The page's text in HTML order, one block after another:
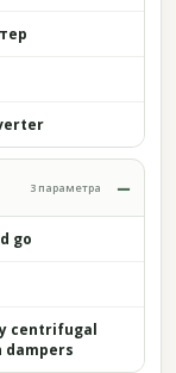
3 параметра
go
centrifugal